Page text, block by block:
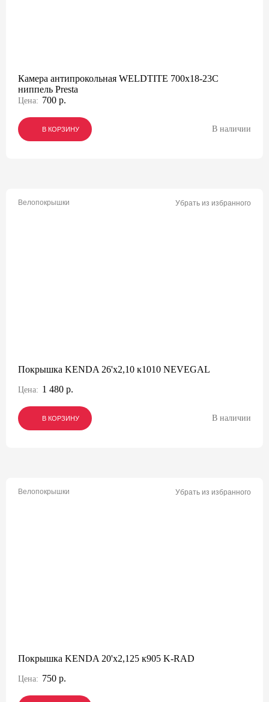
Камера антипрокольная WELDTITE 700x18-23C
ниппель Presta
Цена: 700 р.
В КОРЗИНУ
В КОРЗИНУ
В КОРЗИНУ В наличии
Велопокрышки Убрать из избранного
Покрышка KENDA 26'х2,10 к1010 NEVEGAL
Цена: 1 480 р.
В КОРЗИНУ
В КОРЗИНУ
В КОРЗИНУ В наличии
Велопокрышки Убрать из избранного
Покрышка KENDA 20'х2,125 к905 K-RAD
Цена: 750 р.